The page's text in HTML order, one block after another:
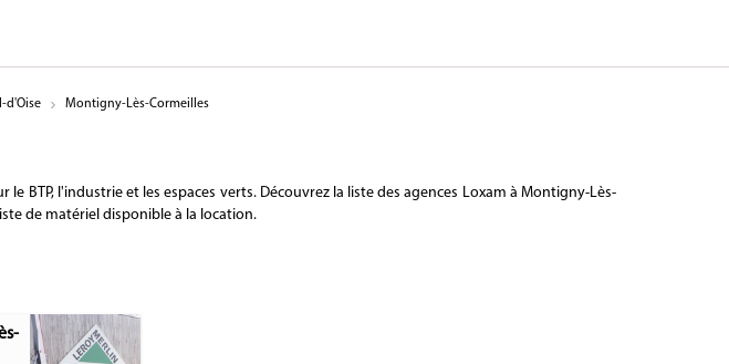
d'Oise Montigny-Lès-Cormeilles
BTP, l'industrie et les espaces verts. Découvrez la liste des agences Loxam à Montigny-Lès-
de matériel disponible à la location.